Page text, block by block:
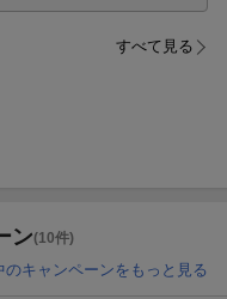
すべて見る
ン(10件)
のキャンペーンをもっと見る